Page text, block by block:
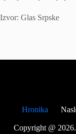
Izvor: Glas Srpske
Hronika
Copyright @